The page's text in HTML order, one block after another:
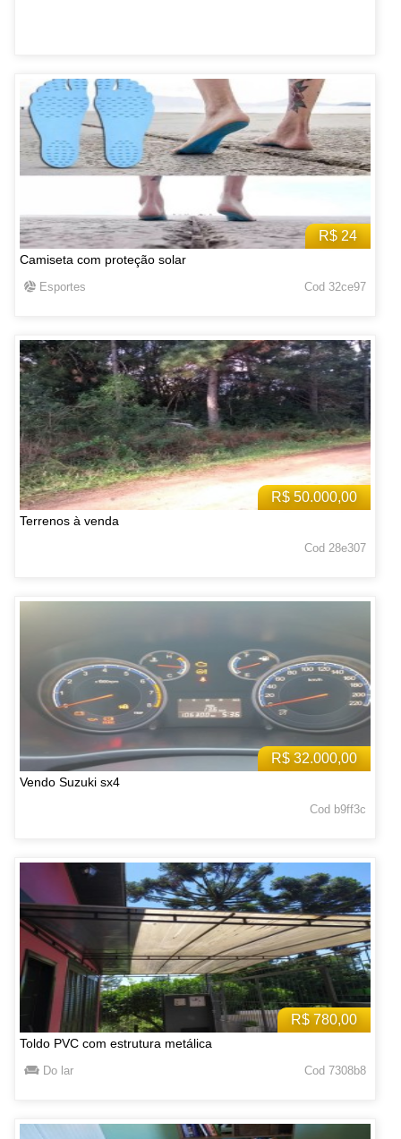
R$ 24
Camiseta com proteção solar
Esportes Cod 32ce97
R$ 50.000,00
Terrenos à venda
Cod 28e307
R$ 32.000,00
Vendo Suzuki sx4
Cod b9ff3c
R$ 780,00
Toldo PVC com estrutura metálica
Do lar Cod 7308b8